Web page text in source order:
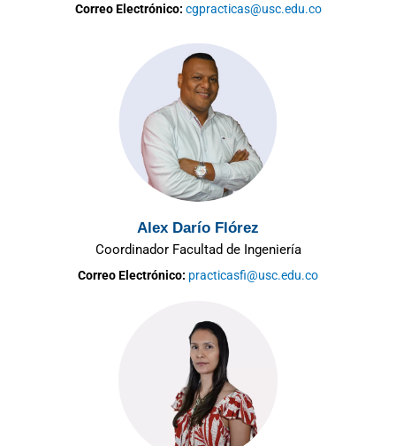
Correo Electrónico: cgpracticas@usc.edu.co
Alex Darío Flórez
Coordinador Facultad de Ingeniería
Correo Electrónico: practicasfi@usc.edu.co